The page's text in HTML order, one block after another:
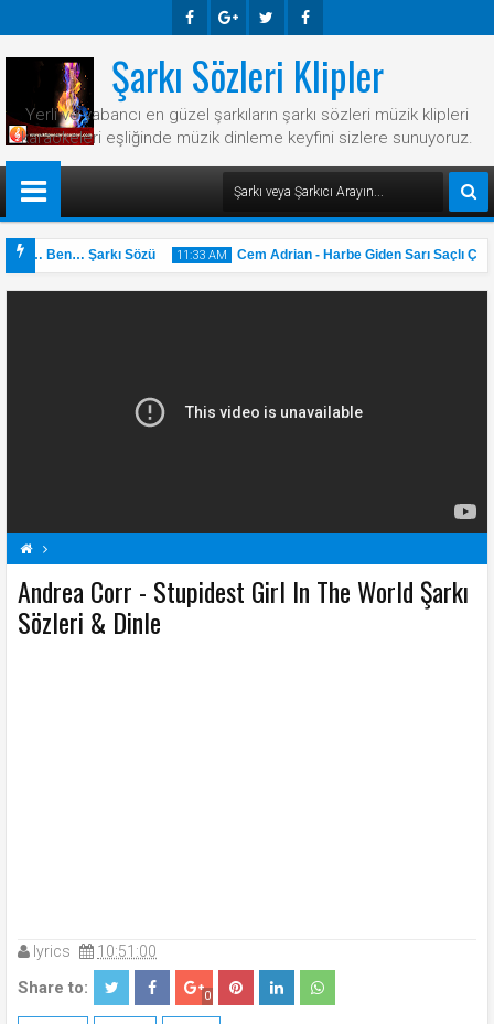
Ook E-
Plus
R Ook
Şarkı Sözleri Klipler
Yerli ve yabancı en güzel şarkıların şarkı sözleri müzik klipleri
karaokeleri eşliğinde müzik dinleme keyfini sizlere sunuyoruz.
Ben… Şarkı Sözü 11:33 AM
31 May
2025
Cem Adrian - Harbe Giden Sarı Saçlı
A Andrea Corr Şarkı Sözleri
Stupidest Girl In The World Şarkı Sözleri
Şarkı Sözleri
Andrea Corr - Stupidest Girl In The World Şarkı
Sözleri & Dinle
lyrics 10:51:00
Share to: 0